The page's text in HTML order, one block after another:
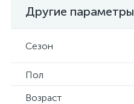
Другие параметры
Сезон
Пол
Возраст